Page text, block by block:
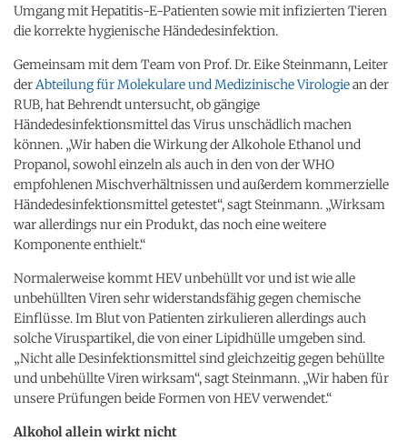
Umgang mit Hepatitis-E-Patienten sowie mit infizierten Tieren
die korrekte hygienische Händedesinfektion.
Gemeinsam mit dem Team von Prof. Dr. Eike Steinmann, Leiter
der Abteilung für Molekulare und Medizinische Virologiean der
RUB, hat Behrendt untersucht, ob gängige
Händedesinfektionsmittel das Virus unschädlich machen
können. „Wir haben die Wirkung der Alkohole Ethanol und
Propanol, sowohl einzeln als auch in den von der WHO
empfohlenen Mischverhältnissen und außerdem kommerzielle
Händedesinfektionsmittel getestet“, sagt Steinmann. „Wirksam
war allerdings nur ein Produkt, das noch eine weitere
Komponente enthielt.“
Normalerweise kommt HEV unbehüllt vor und ist wie alle
unbehüllten Viren sehr widerstandsfähig gegen chemische
Einflüsse. Im Blut von Patienten zirkulieren allerdings auch
solche Viruspartikel, die von einer Lipidhülle umgeben sind.
„Nicht alle Desinfektionsmittel sind gleichzeitig gegen behüllte
und unbehüllte Viren wirksam“, sagt Steinmann. „Wir haben für
unsere Prüfungen beide Formen von HEV verwendet.“
Alkohol allein wirkt nicht